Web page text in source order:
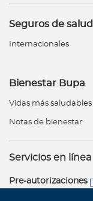
Seguros de salud
Internacionales
Bienestar Bupa
Vidas más saludables
Notas de bienestar
Servicios en línea
Pre-autorizaciones